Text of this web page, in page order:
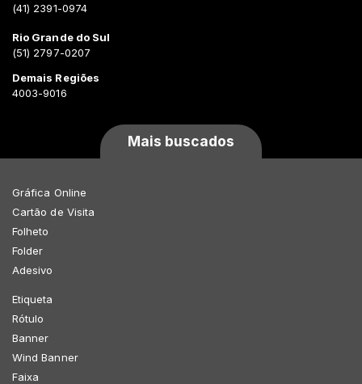
(41) 2391-0974
Rio Grande do Sul
(51) 2797-0207
Demais Regiões
4003-9016
Mais buscados
Gráfica Online
Cartão de Visita
Folheto
Folder
Adesivo
Etiqueta
Rótulo
Banner
Wind Banner
Faixa